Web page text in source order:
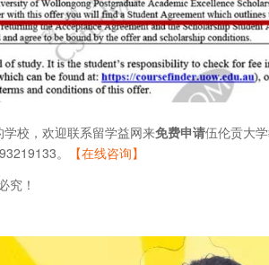
学校，欢迎联系留学益网来免费申请伍伦贡大
。
【在线咨询】
究！